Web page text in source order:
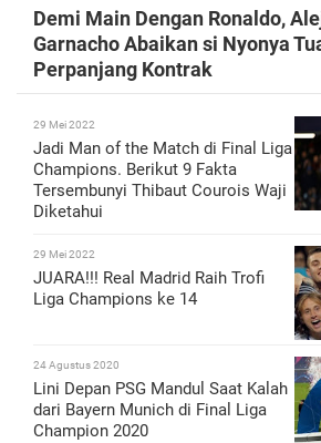
Demi Main Dengan Ronaldo,
Garnacho Abaikan si Nyonya
Perpanjang Kontrak
29 Mei 2022
Jadi Man of the Match di Final Liga
Champions. Berikut 9 Fakta
Tersembunyi Thibaut Courois Waji
Diketahui
29 Mei 2022
JUARA!!! Real Madrid Raih Trofi
Liga Champions ke 14
24 Agustus 2020
Lini Depan PSG Mandul Saat Kalah
dari Bayern Munich di Final Liga
Champion 2020